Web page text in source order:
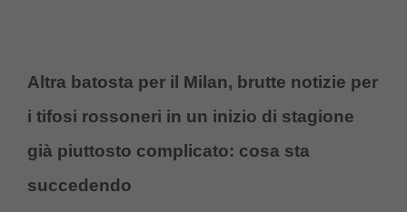
Altra batosta per il Milan, brutte notizie per
i tifosi rossoneri in un inizio di stagione
già piuttosto complicato: cosa sta
succedendo